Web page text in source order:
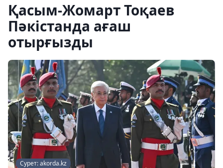
Қасым-Жомарт Тоқаев
Пәкістанда ағаш
отырғызды
Сурет: akorda.kz